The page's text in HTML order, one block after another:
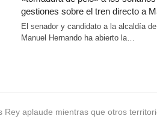
gestiones sobre el tren directo a
El senador y candidato a la alcaldía
Manuel Hernando ha abierto la…
Rey aplaude mientras que otros